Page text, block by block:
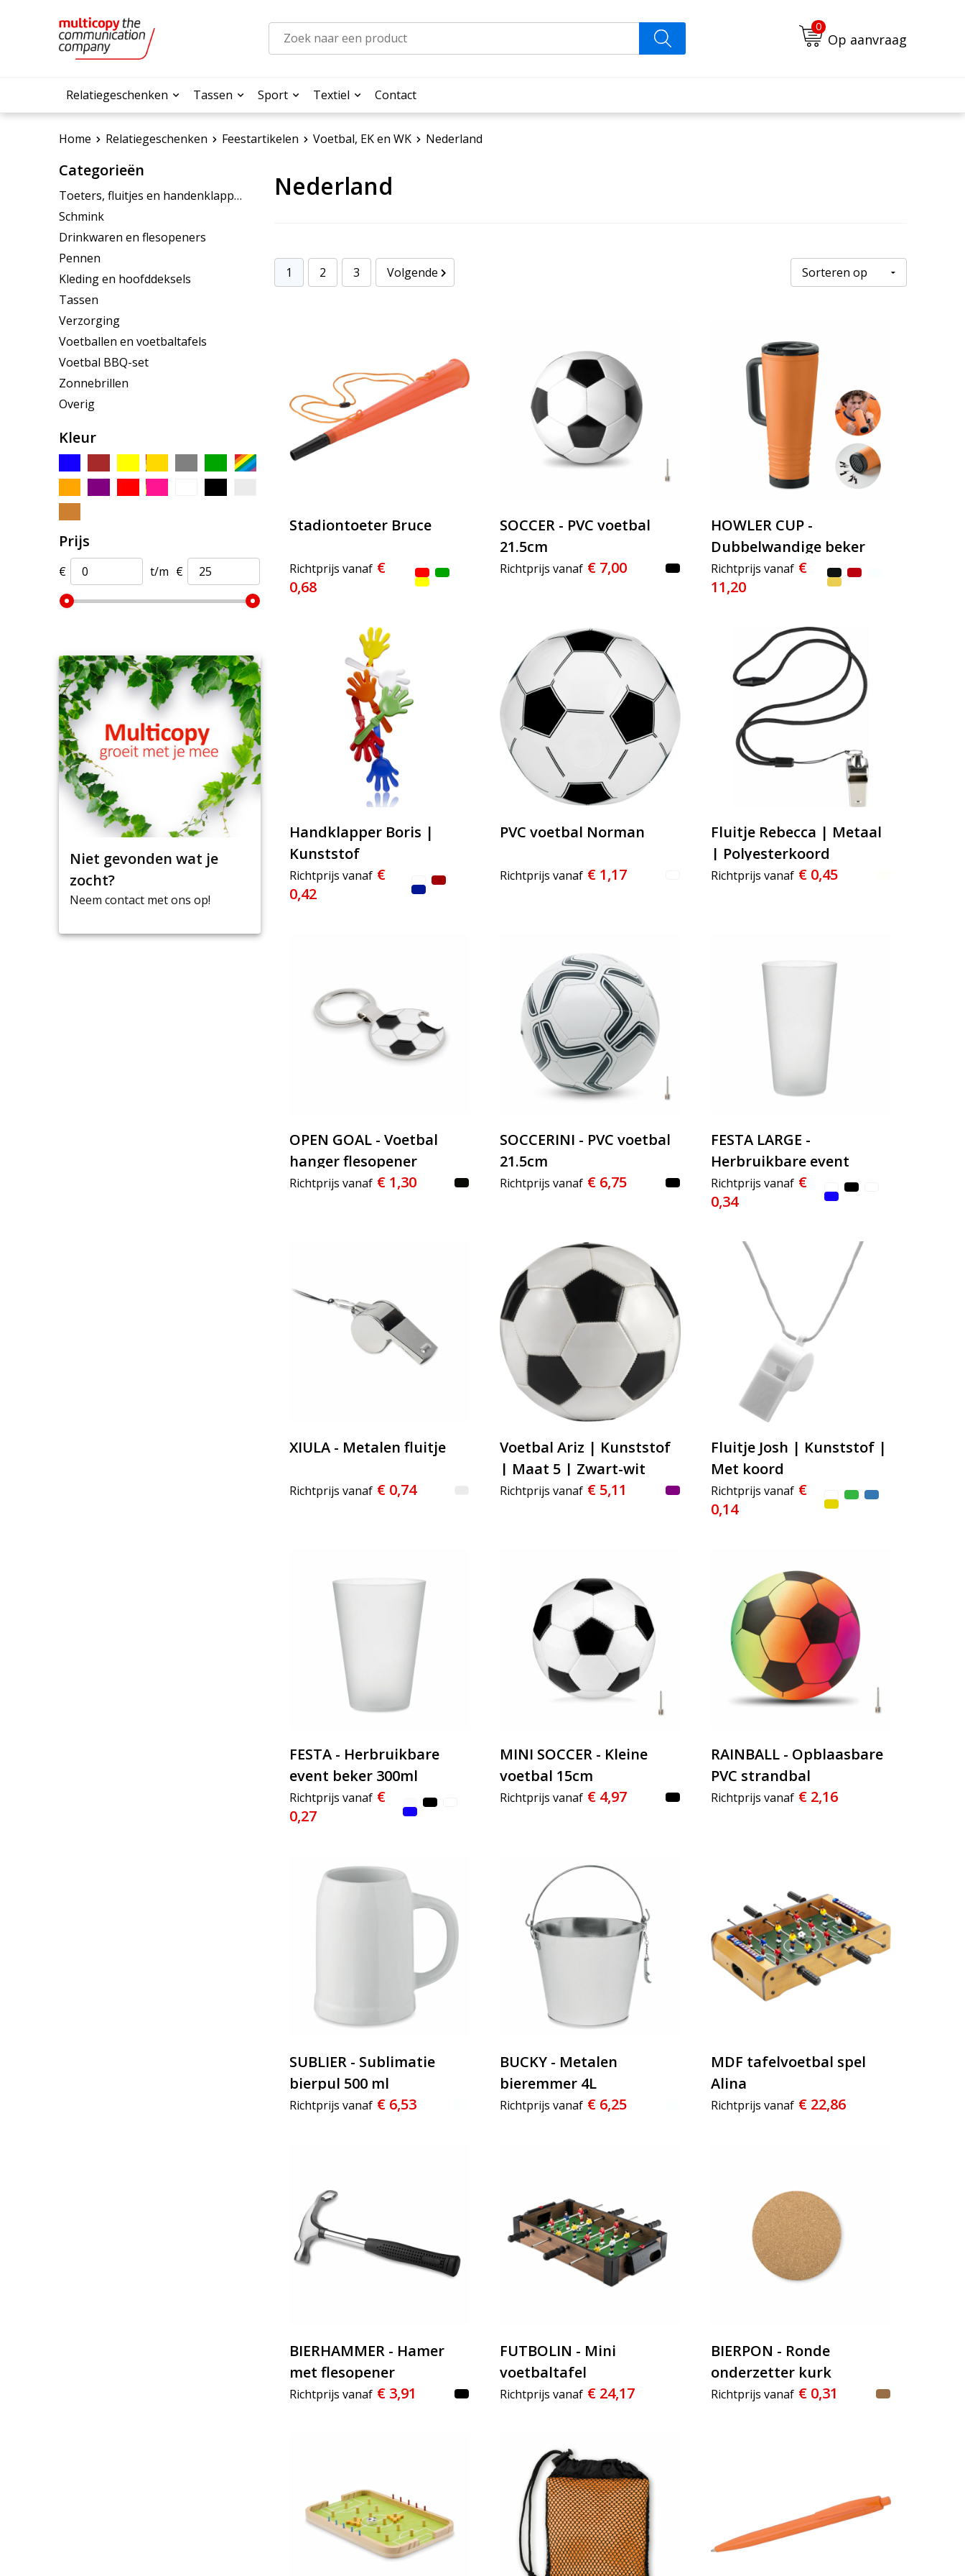
0
Op aanvraag
Relatiegeschenken Tassen Sport Textiel Contact
Home Relatiegeschenken Feestartikelen Voetbal, EK en WK Nederland
Categorieën
Toeters, fluitjes en handenklappers
Schmink
Drinkwaren en flesopeners
Pennen
Kleding en hoofddeksels
Tassen
Verzorging
Voetballen en voetbaltafels
Voetbal BBQ-set
Zonnebrillen
Overig
Kleur
Prijs
€ t/m €
Niet gevonden wat je
zocht?
Neem contact met ons op!
Nederland
1 2 3 Volgende
Stadiontoeter Bruce
Richtprijs vanaf €
0,68
SOCCER - PVC voetbal
21.5cm
Richtprijs vanaf € 7,00
HOWLER CUP -
Dubbelwandige beker
700ml.
Richtprijs vanaf €
11,20
Handklapper Boris |
Kunststof
Richtprijs vanaf €
0,42
PVC voetbal Norman
Richtprijs vanaf € 1,17
Fluitje Rebecca | Metaal
| Polyesterkoord
Richtprijs vanaf € 0,45
OPEN GOAL - Voetbal
hanger flesopener
Richtprijs vanaf € 1,30
SOCCERINI - PVC voetbal
21.5cm
Richtprijs vanaf € 6,75
FESTA LARGE -
Herbruikbare event
beker 500ml
Richtprijs vanaf €
0,34
XIULA - Metalen fluitje
Richtprijs vanaf € 0,74
Voetbal Ariz | Kunststof
| Maat 5 | Zwart-wit
Richtprijs vanaf € 5,11
Fluitje Josh | Kunststof |
Met koord
Richtprijs vanaf €
0,14
FESTA - Herbruikbare
event beker 300ml
Richtprijs vanaf €
0,27
MINI SOCCER - Kleine
voetbal 15cm
Richtprijs vanaf € 4,97
RAINBALL - Opblaasbare
PVC strandbal
Richtprijs vanaf € 2,16
SUBLIER - Sublimatie
bierpul 500 ml
Richtprijs vanaf € 6,53
BUCKY - Metalen
bieremmer 4L
Richtprijs vanaf € 6,25
MDF tafelvoetbal spel
Alina
Richtprijs vanaf € 22,86
BIERHAMMER - Hamer
met flesopener
Richtprijs vanaf € 3,91
FUTBOLIN - Mini
voetbaltafel
Richtprijs vanaf € 24,17
BIERPON - Ronde
onderzetter kurk
Richtprijs vanaf € 0,31